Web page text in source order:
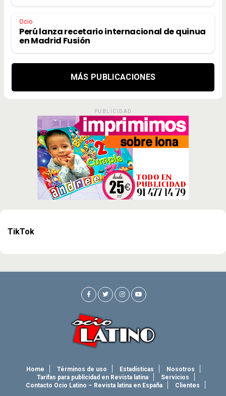
Ocio
Perú lanza recetario internacional de quinua
en Madrid Fusión
MÁS PUBLICACIONES
PUBLICIDAD
TikTok
Home Términos de uso Estadísticas
Nosotros
Tarifas para publicidad en Revista latina
Servicios
Contacto Ocio Latino – Revista latina en España
Clientes